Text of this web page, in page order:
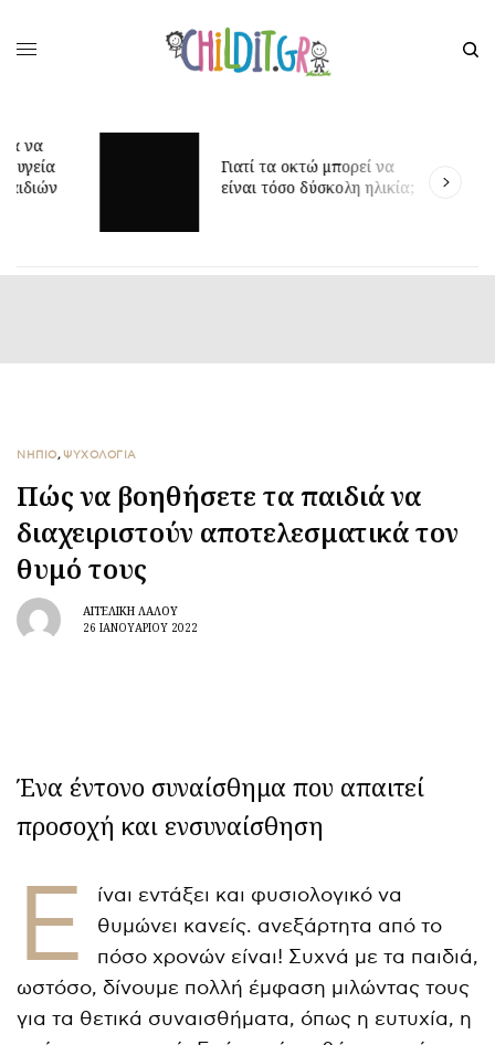
Γιατί τα οκτώ μπορεί να
είναι τόσο δύσκολη ηλικία;
ΝΗΠΙΟ, ΨΥΧΟΛΟΓΙΑ
Πώς να βοηθήσετε τα παιδιά να
διαχειριστούν αποτελεσματικά τον
θυμό τους
ΑΓΓΕΛΙΚΉ ΛΆΛΟΥ
26 ΙΑΝΟΥΑΡΊΟΥ 2022
Ένα έντονο συναίσθημα που απαιτεί
προσοχή και ενσυναίσθηση
Ε
ίναι εντάξει και φυσιολογικό να
θυμώνει κανείς. ανεξάρτητα από το
πόσο χρονών είναι! Συχνά με τα παιδιά,
ωστόσο, δίνουμε πολλή έμφαση μιλώντας τους
για τα θετικά συναισθήματα, όπως η ευτυχία, η